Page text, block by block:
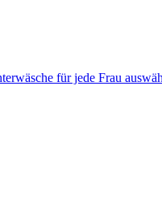
für jede Frau